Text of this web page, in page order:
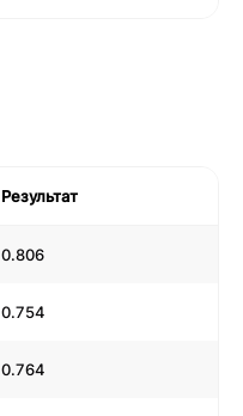
Результат
0.806
0.754
0.764